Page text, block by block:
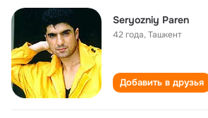
Seryozniy Paren
42 года,Ташкент
Добавить в друзья